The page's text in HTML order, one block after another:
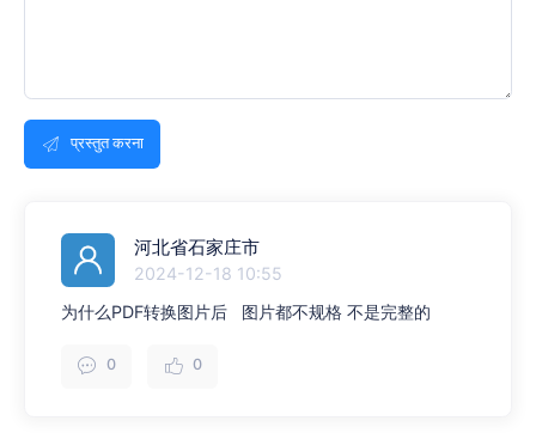
प्रस्तुत करना
河北省石家庄市
2024-12-18 10:55
为什么PDF转换图片后 图片都不规格 不是完整的
0 0